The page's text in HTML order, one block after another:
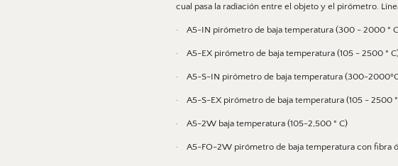
cual pasa la radiación entre el objeto y el pirómetro.
·    A5-IN pirómetro de baja temperatura (300 - 2000 °
·    A5-EX pirómetro de baja temperatura (105 - 2500 °
·    A5-S-IN pirómetro de baja temperatura (300-
·    A5-S-EX pirómetro de baja temperatura (105 - 2500
·    A5-2W baja temperatura (105-2,500 ° C)
·    A5-FO-2W pirómetro de baja temperatura con fibra